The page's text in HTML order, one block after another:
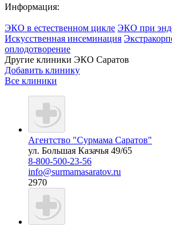
Информация:
ЭКО в естественном цикле ЭКО при
Искусственная инсеминация
оплодотворение
Другие клиники ЭКО Саратов
Добавить клинику
Все клиники
Агентство "Сурмама Саратов"
ул. Большая Казачья 49/65
8-800-500-23-56
info@surmamasaratov.ru
2970